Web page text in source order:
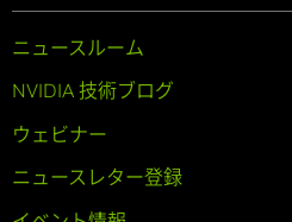
ニュースルーム
NVIDIA 技術ブログ
ウェビナー
ニュースレター登録